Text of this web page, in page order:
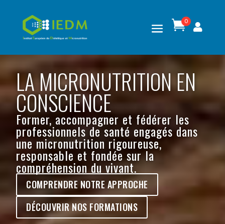
0

LA MICRONUTRITION EN
CONSCIENCE
Former, accompagner et fédérer les
professionnels de santé engagés dans
une micronutrition rigoureuse,
responsable et fondée sur la
compréhension du vivant.
COMPRENDRE NOTRE APPROCHE
DÉCOUVRIR NOS FORMATIONS